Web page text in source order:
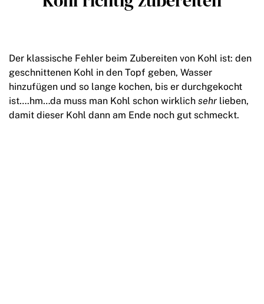
Der klassische Fehler beim Zubereiten von Kohl ist: den
geschnittenen Kohl in den Topf geben, Wasser
hinzufügen und so lange kochen, bis er durchgekocht
ist….hm…da muss man Kohl schon wirklich sehr lieben,
damit dieser Kohl dann am Ende noch gut schmeckt.